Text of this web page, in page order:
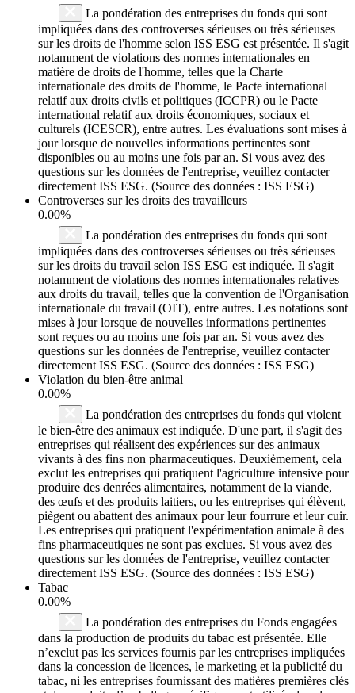
La pondération des entreprises du fonds qui sont
impliquées dans des controverses sérieuses ou très sérieuses
sur les droits de l'homme selon ISS ESG est présentée. Il s'agit
notamment de violations des normes internationales en
matière de droits de l'homme, telles que la Charte
internationale des droits de l'homme, le Pacte international
relatif aux droits civils et politiques (ICCPR) ou le Pacte
international relatif aux droits économiques, sociaux et
culturels (ICESCR), entre autres. Les évaluations sont mises à
jour lorsque de nouvelles informations pertinentes sont
disponibles ou au moins une fois par an. Si vous avez des
questions sur les données de l'entreprise, veuillez contacter
directement ISS ESG. (Source des données : ISS ESG)
Controverses sur les droits des travailleurs
0.00%
La pondération des entreprises du fonds qui sont
impliquées dans des controverses sérieuses ou très sérieuses
sur les droits du travail selon ISS ESG est indiquée. Il s'agit
notamment de violations des normes internationales relatives
aux droits du travail, telles que la convention de l'Organisation
internationale du travail (OIT), entre autres. Les notations sont
mises à jour lorsque de nouvelles informations pertinentes
sont reçues ou au moins une fois par an. Si vous avez des
questions sur les données de l'entreprise, veuillez contacter
directement ISS ESG. (Source des données : ISS ESG)
Violation du bien-être animal
0.00%
La pondération des entreprises du fonds qui violent
le bien-être des animaux est indiquée. D'une part, il s'agit des
entreprises qui réalisent des expériences sur des animaux
vivants à des fins non pharmaceutiques. Deuxièmement, cela
exclut les entreprises qui pratiquent l'agriculture intensive pour
produire des denrées alimentaires, notamment de la viande,
des œufs et des produits laitiers, ou les entreprises qui élèvent,
piègent ou abattent des animaux pour leur fourrure et leur cuir.
Les entreprises qui pratiquent l'expérimentation animale à des
fins pharmaceutiques ne sont pas exclues. Si vous avez des
questions sur les données de l'entreprise, veuillez contacter
directement ISS ESG. (Source des données : ISS ESG)
Tabac
0.00%
La pondération des entreprises du Fonds engagées
dans la production de produits du tabac est présentée. Elle
n’exclut pas les services fournis par les entreprises impliquées
dans la concession de licences, le marketing et la publicité du
tabac, ni les entreprises fournissant des matières premières clés